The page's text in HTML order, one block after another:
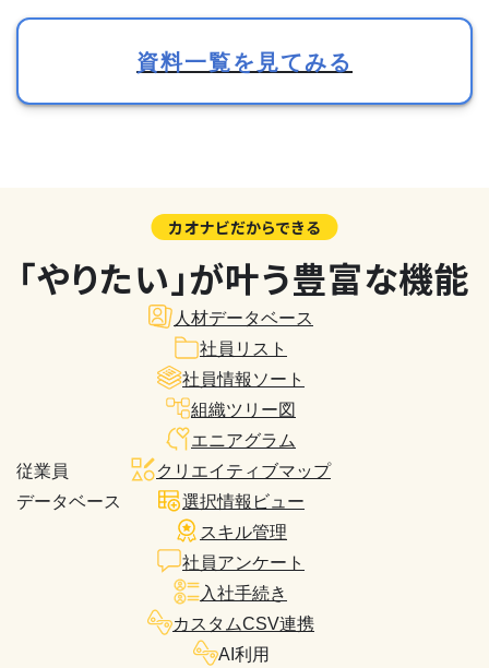
資料一覧を見てみる
カオナビだからできる
「やりたい」が叶う豊富な機能
従業員
データベース
人材データベース
社員リスト
社員情報ソート
組織ツリー図
エニアグラム
クリエイティブマップ
選択情報ビュー
スキル管理
社員アンケート
入社手続き
カスタムCSV連携
AI利用